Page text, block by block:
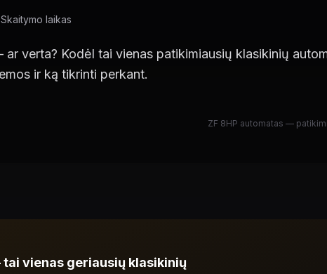
Skaitymo laikas
verta? Kodėl tai vienas patikimiausių klasikinių
ir ką tikrinti perkant.
ZF 8HP automatas —
vienas geriausių klasikinių